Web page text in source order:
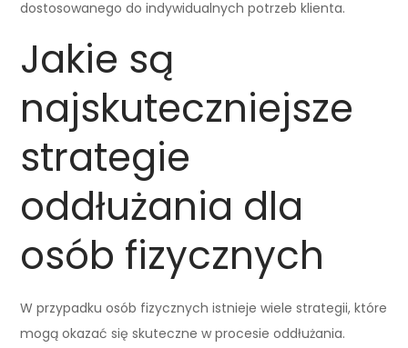
dostosowanego do indywidualnych potrzeb klienta.
Jakie są
najskuteczniejsze
strategie
oddłużania dla
osób fizycznych
W przypadku osób fizycznych istnieje wiele strategii, które
mogą okazać się skuteczne w procesie oddłużania.